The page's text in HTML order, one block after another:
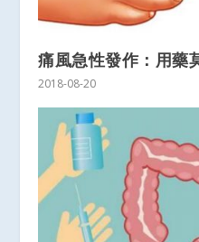
痛風急性發作：用藥
2018-08-20